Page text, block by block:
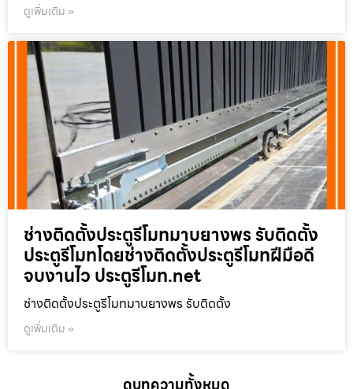
ดูเพิ่มเติม »
ช่างติดตั้งประตูรีโมทมาบยางพร รับติดตั้ง
ประตูรีโมทโดยช่างติดตั้งประตูรีโมทฝีมือดี
จบงานไว ประตูรีโมท.net
ช่างติดตั้งประตูรีโมทมาบยางพร รับติดตั้ง
ดูเพิ่มเติม »